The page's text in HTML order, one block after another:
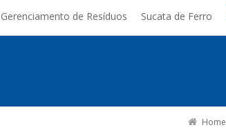
Gerenciamento de Resíduos Sucata de Ferro
Home